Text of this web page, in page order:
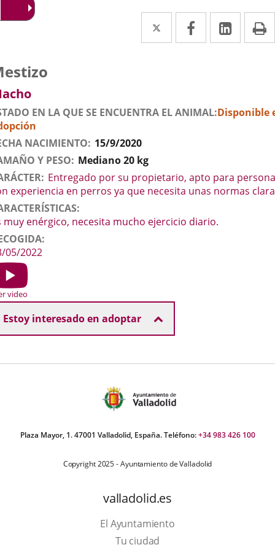
Twitter
Enlace
a
externa.
Facebook
Enlace
a
externa.
Enlace
a
EN LA QUE SE ENCUENTRA EL ANIMAL Disponible
NACIMIENTO 15/9/2020
Y PESO Mediano 20 kg
Entregado por su propietario, apto para
experiencia en perros ya que necesita unas normas
muy enérgico, necesita mucho ejercicio diario.
05/2022
video
Estoy interesado en adoptar
Plaza Mayor, 1. 47001 Valladolid, España. Teléfono:+34 983 426 100
Copyright 2025 - Ayuntamiento de Valladolid
valladolid.es
El Ayuntamiento
Tu ciudad